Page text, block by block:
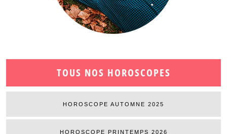
TOUS NOS HOROSCOPES
HOROSCOPE AUTOMNE 2025
HOROSCOPE PRINTEMPS 2026